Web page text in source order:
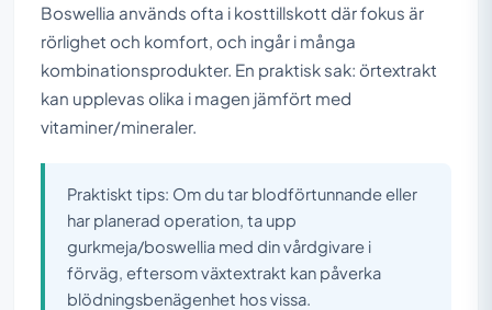
Boswellia används ofta i kosttillskott där fokus är
rörlighet och komfort, och ingår i många
kombinationsprodukter. En praktisk sak: örtextrakt
kan upplevas olika i magen jämfört med
vitaminer/mineraler.
Praktiskt tips: Om du tar blodförtunnande eller
har planerad operation, ta upp
gurkmeja/boswellia med din vårdgivare i
förväg, eftersom växtextrakt kan påverka
blödningsbenägenhet hos vissa.